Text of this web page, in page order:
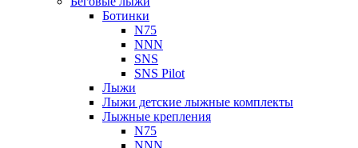
Ботинки
N75
NNN
SNS
SNS Pilot
Лыжи
Лыжи детские лыжные комплекты
Лыжные крепления
N75
NNN